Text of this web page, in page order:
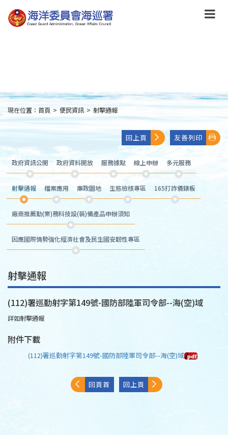
到
主
:::
現在位置： 首頁 > 便民資訊 > 射擊通報
回上頁 友善列印
政府資訊公開 政府資料開放 服務據點 線上申辦 多元服務
射擊通報 檔案應用 廉政園地 生態檢核專區 165打詐儀錶板
廠商推薦勤(業)務科技設(裝)備產品申辦須知
因應國際情勢強化經濟社會及民生國安韌性專區
射擊通報
(112)署巡勤射字第149號-國防部陸軍司令部--海(空)域
詳如射擊通報
附件下載
(112)署巡勤射字第149號-國防部陸軍司令部--海(空)域
回頁首 回上頁